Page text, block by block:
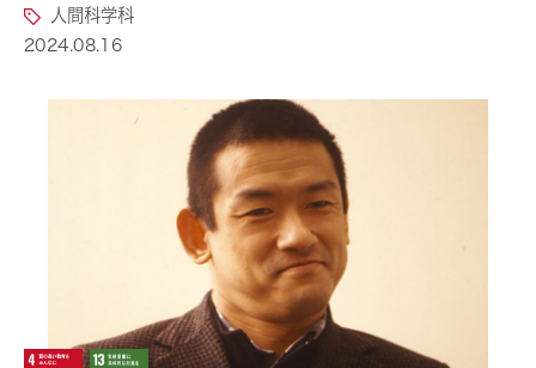
人間科学科
2024.08.16